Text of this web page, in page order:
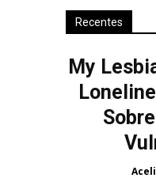
Recentes
My